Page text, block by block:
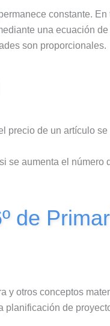
constante.
una ecuación de
son proporcionales.
precio de un artículo
se aumenta el número
de
y otros conceptos
de